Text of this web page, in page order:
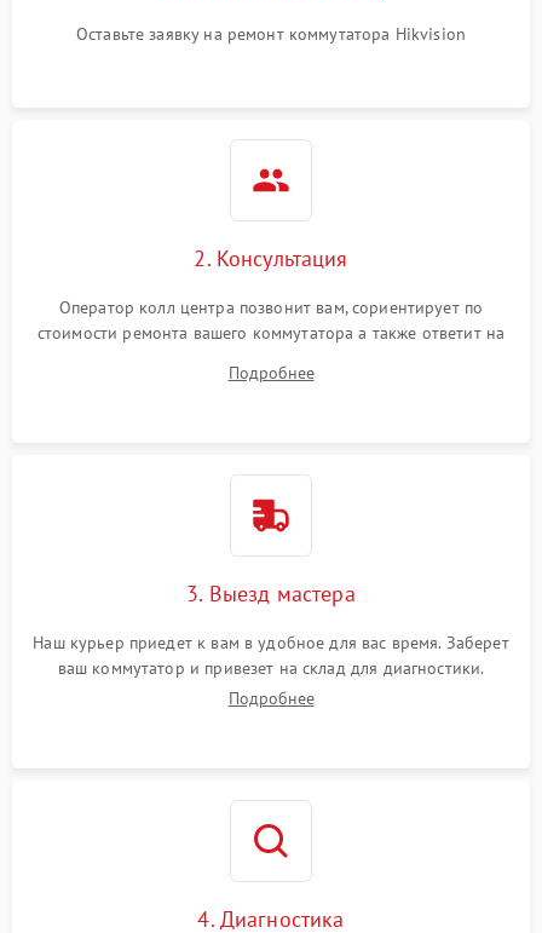
Оставьте заявку на ремонт коммутатора Hikvision
2. Консультация
Оператор колл центра позвонит вам, сориентирует по
стоимости ремонта вашего коммутатора а также ответит на
Подробнее
3. Выезд мастера
Наш курьер приедет к вам в удобное для вас время. Заберет
ваш коммутатор и привезет на склад для диагностики.
Подробнее
4. Диагностика